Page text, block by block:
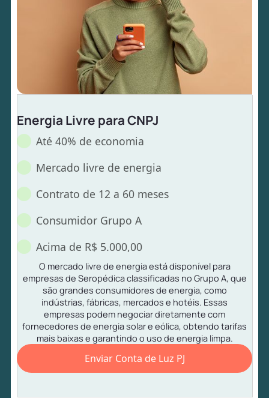
Energia Livre para CNPJ
Até 40% de economia
Mercado livre de energia
Contrato de 12 a 60 meses
Consumidor Grupo A
Acima de R$ 5.000,00
O mercado livre de energia está disponível para
empresas de Seropédica classificadas no Grupo A, que
são grandes consumidores de energia, como
indústrias, fábricas, mercados e hotéis. Essas
empresas podem negociar diretamente com
fornecedores de energia solar e eólica, obtendo tarifas
mais baixas e garantindo o uso de energia limpa.
Enviar Conta de Luz PJ